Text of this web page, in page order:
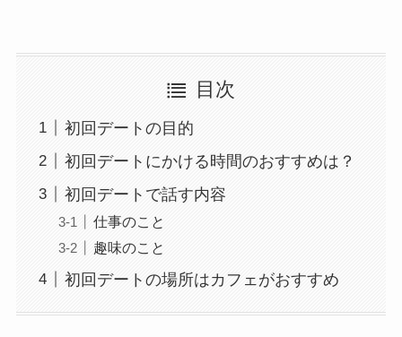
目次
初回デートの目的
初回デートにかける時間のおすすめは？
初回デートで話す内容
仕事のこと
趣味のこと
初回デートの場所はカフェがおすすめ